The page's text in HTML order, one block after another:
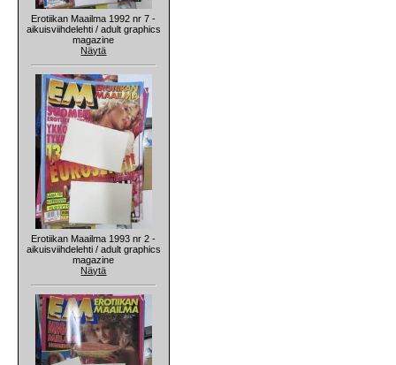
Erotiikan Maailma 1992 nr 7 -
aikuisviihdelehti / adult graphics
magazine
Näytä
Erotiikan Maailma 1993 nr 2 -
aikuisviihdelehti / adult graphics
magazine
Näytä